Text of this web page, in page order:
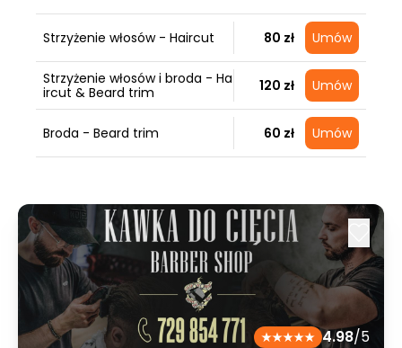
Strzyżenie włosów - Haircut 80 zł Umów
Strzyżenie włosów i broda - Ha
ircut & Beard trim
120 zł Umów
Broda - Beard trim 60 zł Umów
4.98/5